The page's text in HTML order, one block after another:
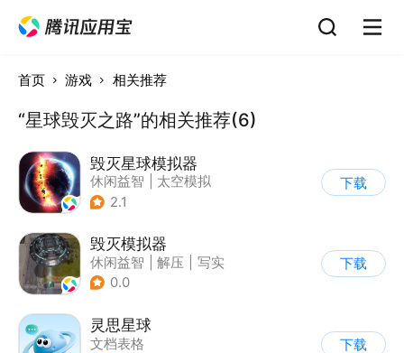
首页 游戏 相关推荐
“星球毁灭之路”的相关推荐(6)
毁灭星球模拟器
休闲益智
太空模拟
| 太空
2.1
下载
毁灭模拟器
休闲益智 解压
写实
0.0
下载
灵思星球
文档表格
下载